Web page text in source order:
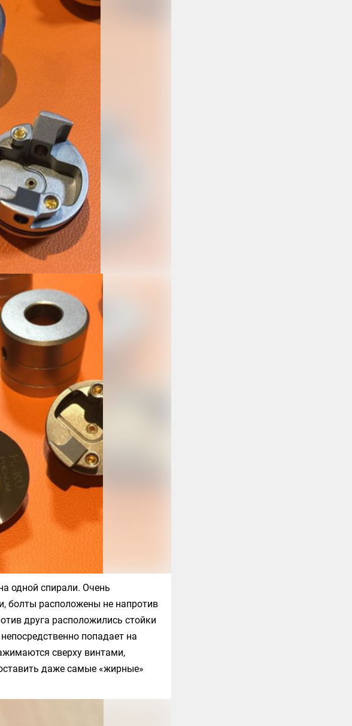
одной спирали. Очень
болты расположены не напротив
друга расположились стойки
попадает на
сверху винтами,
даже самые «жирные»